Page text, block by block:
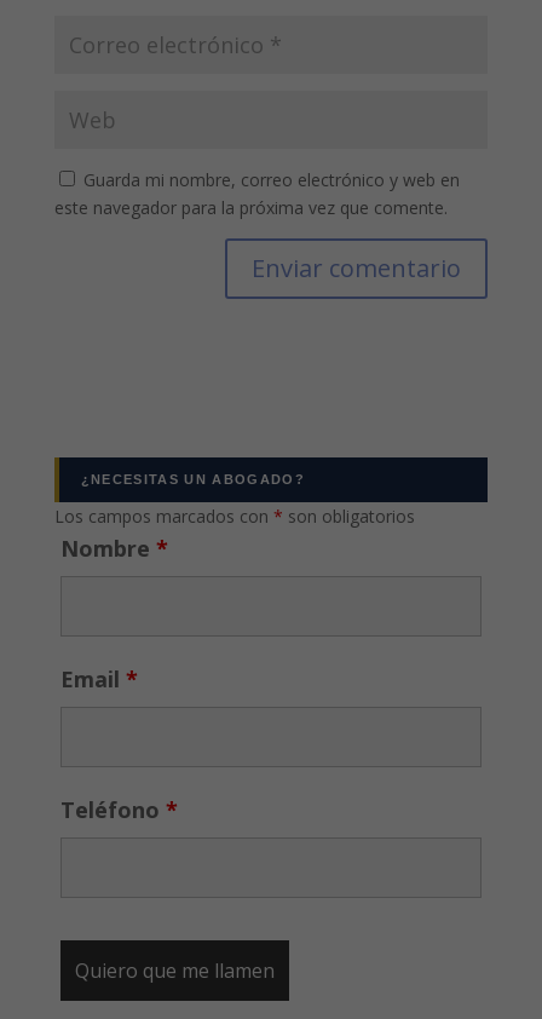
Guarda mi nombre, correo electrónico y web en
este navegador para la próxima vez que comente.
¿NECESITAS UN ABOGADO?
Los campos marcados con * son obligatorios
Nombre *
Email *
Teléfono *